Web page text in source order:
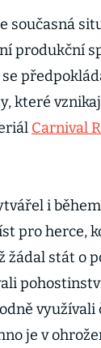
současná
produkční
které
Carnival
i
pro herce,
žádal stát o
využívali
je v